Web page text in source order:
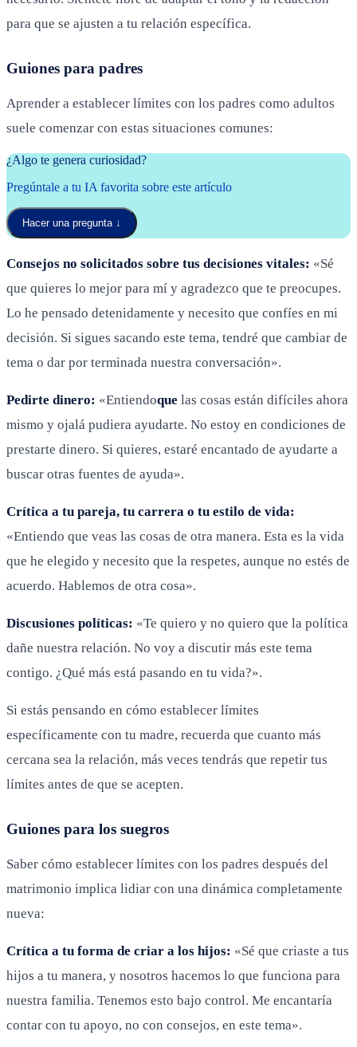
para que se ajusten a tu relación específica.
Guiones para padres
Aprender a establecer límites con los padres como adultos
suele comenzar con estas situaciones comunes:
¿Algo te genera curiosidad?
Pregúntale a tu IA favorita sobre este artículo
Hacer una pregunta ↓
Consejos no solicitados sobre tus decisiones vitales: «Sé
que quieres lo mejor para mí y agradezco que te preocupes.
Lo he pensado detenidamente y necesito que confíes en mi
decisión. Si sigues sacando este tema, tendré que cambiar de
tema o dar por terminada nuestra conversación».
Pedirte dinero: «Entiendoque las cosas están difíciles ahora
mismo y ojalá pudiera ayudarte. No estoy en condiciones de
prestarte dinero. Si quieres, estaré encantado de ayudarte a
buscar otras fuentes de ayuda».
Crítica a tu pareja, tu carrera o tu estilo de vida:
«Entiendo que veas las cosas de otra manera. Esta es la vida
que he elegido y necesito que la respetes, aunque no estés de
acuerdo. Hablemos de otra cosa».
Discusiones políticas: «Te quiero y no quiero que la política
dañe nuestra relación. No voy a discutir más este tema
contigo. ¿Qué más está pasando en tu vida?».
Si estás pensando en cómo establecer límites
específicamente con tu madre, recuerda que cuanto más
cercana sea la relación, más veces tendrás que repetir tus
límites antes de que se acepten.
Guiones para los suegros
Saber cómo establecer límites con los padres después del
matrimonio implica lidiar con una dinámica completamente
nueva:
Crítica a tu forma de criar a los hijos: «Sé que criaste a tus
hijos a tu manera, y nosotros hacemos lo que funciona para
nuestra familia. Tenemos esto bajo control. Me encantaría
contar con tu apoyo, no con consejos, en este tema».